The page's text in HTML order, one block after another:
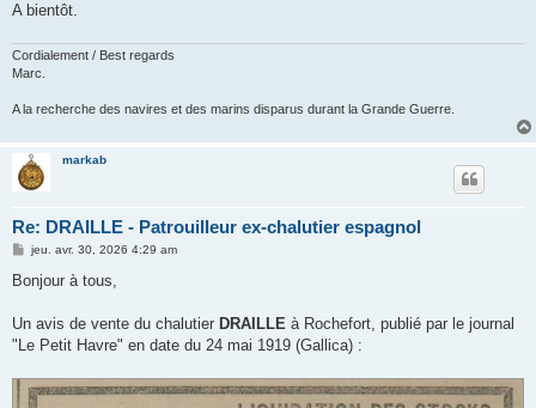
A bientôt.
Cordialement / Best regards
Marc.
A la recherche des navires et des marins disparus durant la Grande Guerre.
markab
Re: DRAILLE - Patrouilleur ex-chalutier espagnol
M
s
g
jeu. avr. 30, 2026 4:29 am
Bonjour à tous,
Un avis de vente du chalutier DRAILLE à Rochefort, publié par le journal
"Le Petit Havre" en date du 24 mai 1919 (Gallica) :